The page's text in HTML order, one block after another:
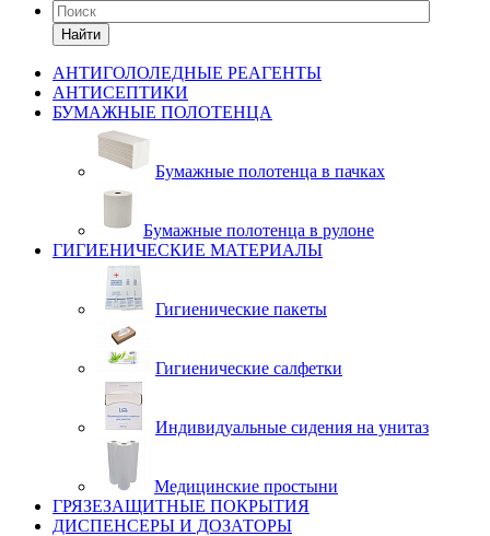
Найти
АНТИГОЛОЛЕДНЫЕ РЕАГЕНТЫ
АНТИСЕПТИКИ
БУМАЖНЫЕ ПОЛОТЕНЦА
Бумажные полотенца в пачках
Бумажные полотенца в рулоне
ГИГИЕНИЧЕСКИЕ МАТЕРИАЛЫ
Гигиенические пакеты
Гигиенические салфетки
Индивидуальные сидения на унитаз
Медицинские простыни
ГРЯЗЕЗАЩИТНЫЕ ПОКРЫТИЯ
ДИСПЕНСЕРЫ И ДОЗАТОРЫ